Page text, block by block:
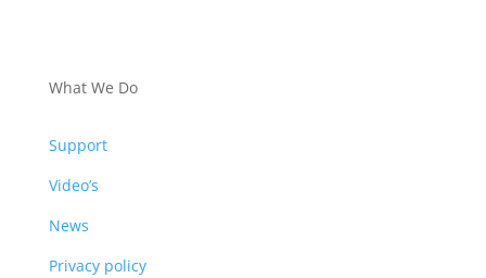
What We Do
Support
Video’s
News
Privacy policy